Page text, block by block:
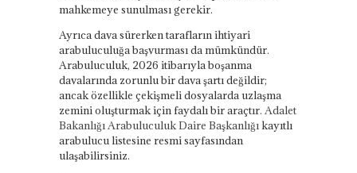
mahkemeye sunulması gerekir.
Ayrıca dava sürerken tarafların ihtiyari
arabuluculuğa başvurması da mümkündür.
Arabuluculuk, 2026 itibarıyla boşanma
davalarında zorunlu bir dava şartı değildir;
ancak özellikle çekişmeli dosyalarda uzlaşma
zemini oluşturmak için faydalı bir araçtır. Adalet
Bakanlığı Arabuluculuk Daire Başkanlığıkayıtlı
arabulucu listesine resmi sayfasından
ulaşabilirsiniz.